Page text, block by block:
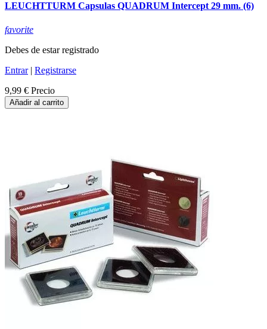
LEUCHTTURM Capsulas QUADRUM Intercept 29 mm. (6)
favorite
Debes de estar registrado
Entrar| Registrarse
9,99 € Precio
Añadir al carrito